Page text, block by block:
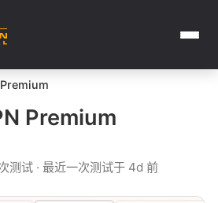
Premium
测试 · 最近一次测试于 4d 前